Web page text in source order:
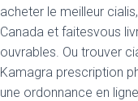
acheter le meilleur
Canada et faitesvous
ouvrables. Ou trouver
Kamagra prescription
une ordonnance en